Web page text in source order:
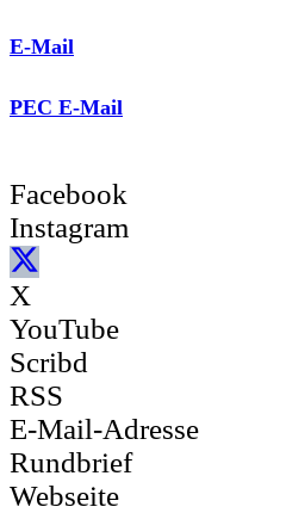
E-Mail
PEC E-Mail
Facebook
Instagram
X
YouTube
Scribd
RSS
E-Mail-Adresse
Rundbrief
Webseite